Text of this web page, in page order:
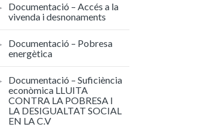
Documentació – Accés a la
vivenda i desnonaments
Documentació – Pobresa
energètica
Documentació – Suficiència
econòmica LLUITA
CONTRA LA POBRESA I
LA DESIGUALTAT SOCIAL
EN LA C.V